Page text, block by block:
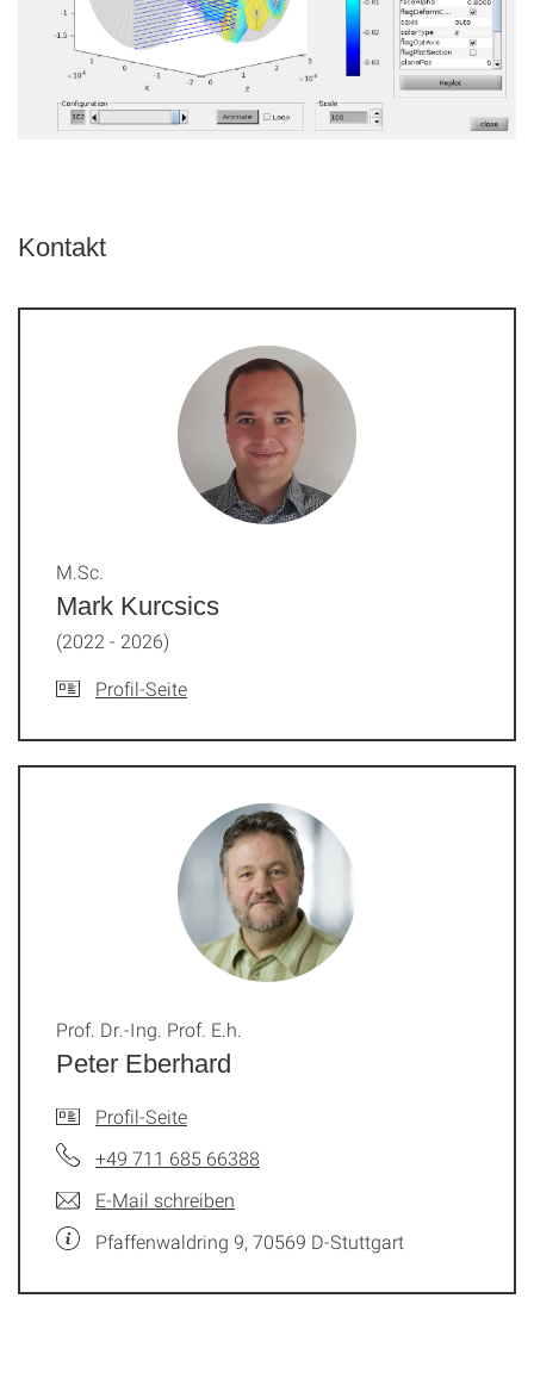
Kontakt
Mark Kurcsics
M.Sc.
(2022 - 2026)
Profil-Seite
Peter Eberhard
Prof. Dr.-Ing. Prof. E.h.
Profil-Seite
+49 711 685 66388
E-Mail schreiben
Pfaffenwaldring 9, 70569 D-Stuttgart